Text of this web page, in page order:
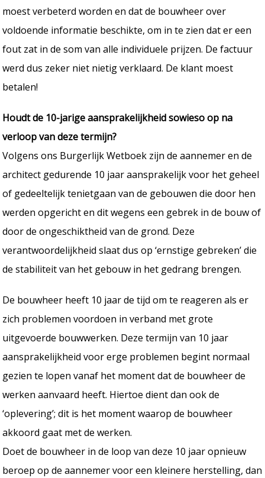
moest verbeterd worden en dat de bouwheer over
voldoende informatie beschikte, om in te zien dat er een
fout zat in de som van alle individuele prijzen. De factuur
werd dus zeker niet nietig verklaard. De klant moest
betalen!
Houdt de 10-jarige aansprakelijkheid sowieso op na
verloop van deze termijn?
Volgens ons Burgerlijk Wetboek zijn de aannemer en de
architect gedurende 10 jaar aansprakelijk voor het geheel
of gedeeltelijk tenietgaan van de gebouwen die door hen
werden opgericht en dit wegens een gebrek in de bouw of
door de ongeschiktheid van de grond. Deze
verantwoordelijkheid slaat dus op ‘ernstige gebreken’ die
de stabiliteit van het gebouw in het gedrang brengen.
De bouwheer heeft 10 jaar de tijd om te reageren als er
zich problemen voordoen in verband met grote
uitgevoerde bouwwerken. Deze termijn van 10 jaar
aansprakelijkheid voor erge problemen begint normaal
gezien te lopen vanaf het moment dat de bouwheer de
werken aanvaard heeft. Hiertoe dient dan ook de
‘oplevering’; dit is het moment waarop de bouwheer
akkoord gaat met de werken.
Doet de bouwheer in de loop van deze 10 jaar opnieuw
beroep op de aannemer voor een kleinere herstelling, dan